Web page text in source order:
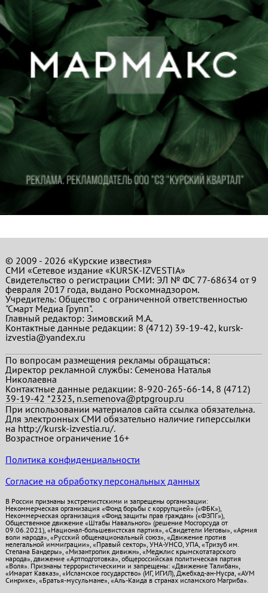
© 2009 - 2026 «Курские известия»
СМИ «Сетевое издание «KURSK-IZVESTIA»
Свидетельство о регистрации СМИ: ЭЛ № ФС 77-68634 от 9
февраля 2017 года, выдано Роскомнадзором.
Учредитель: Общество с ограниченной ответственностью
"Смарт Медиа Групп".
Главный редактор:Зимовский М.А.
Контактные данные редакции: 8 (4712) 39-19-42, kursk-
izvestia@yandex.ru
По вопросам размещения рекламы обращаться:
Директор рекламной службы: Семенова Наталья
Николаевна
Контактные данные редакции: 8-920-265-66-14, 8 (4712)
39-19-42 *2323, n.semenova@ptpgroup.ru
При использовании материалов сайта ссылка обязательна.
Для электронных СМИ обязательно наличие гиперссылки
на http://kursk-izvestia.ru/.
Возрастное ограничение 16+
Политика конфиденциальности
Согласие на обработку персональных данных
В России признаны экстремистскими и запрещены организации:
Некоммерческая организация «Фонд борьбы с коррупцией» («ФБК»),
Некоммерческая организация «Фонд защиты прав граждан» («ФЗПГ»),
Общественное движение «Штабы Навального» (решение Мосгорсуда от
09.06.2021), «Национал-большевистская партия», «Свидетели Иеговы», «Армия
воли народа», «Русский общенациональный союз», «Движение против
нелегальной иммиграции», «Правый сектор», УНА-УНСО, УПА, «Тризуб им.
Степана Бандеры», «Мизантропик дивижн», «Меджлис крымскотатарского
народа», движение «Артподготовка», общероссийская политическая партия
«Воля». Признаны террористическими и запрещены: «Движение Талибан»,
«Имарат Кавказ», «Исламское государство» (ИГ, ИГИЛ), Джебхад-ан-Нусра, «АУМ
Синрике», «Братья-мусульмане», «Аль-Каида в странах исламского Магриба».